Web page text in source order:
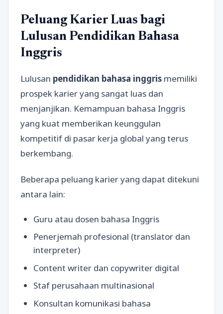
Peluang Karier Luas bagi
Lulusan Pendidikan Bahasa
Inggris
Lulusan pendidikan bahasa inggris memiliki
prospek karier yang sangat luas dan
menjanjikan. Kemampuan bahasa Inggris
yang kuat memberikan keunggulan
kompetitif di pasar kerja global yang terus
berkembang.
Beberapa peluang karier yang dapat ditekuni
antara lain:
Guru atau dosen bahasa Inggris
Penerjemah profesional (translator dan
interpreter)
Content writer dan copywriter digital
Staf perusahaan multinasional
Konsultan komunikasi bahasa